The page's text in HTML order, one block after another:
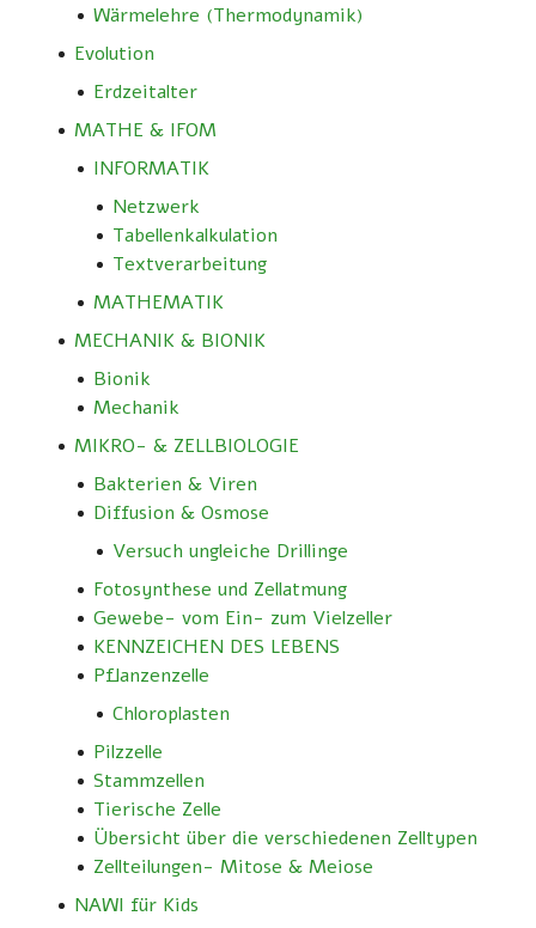
Wärmelehre (Thermodynamik)
Evolution
Erdzeitalter
MATHE & IFOM
INFORMATIK
Netzwerk
Tabellenkalkulation
Textverarbeitung
MATHEMATIK
MECHANIK & BIONIK
Bionik
Mechanik
MIKRO- & ZELLBIOLOGIE
Bakterien & Viren
Diffusion & Osmose
Versuch ungleiche Drillinge
Fotosynthese und Zellatmung
Gewebe- vom Ein- zum Vielzeller
KENNZEICHEN DES LEBENS
Pflanzenzelle
Chloroplasten
Pilzzelle
Stammzellen
Tierische Zelle
Übersicht über die verschiedenen Zelltypen
Zellteilungen- Mitose & Meiose
NAWI für Kids